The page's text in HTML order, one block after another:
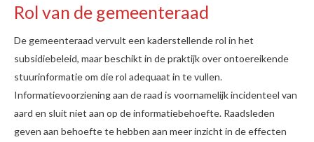
Rol van de gemeenteraad
De gemeenteraad vervult een kaderstellende rol in het
subsidiebeleid, maar beschikt in de praktijk over ontoereikende
stuurinformatie om die rol adequaat in te vullen.
Informatievoorziening aan de raad is voornamelijk incidenteel van
aard en sluit niet aan op de informatiebehoefte. Raadsleden
geven aan behoefte te hebben aan meer inzicht in de effecten